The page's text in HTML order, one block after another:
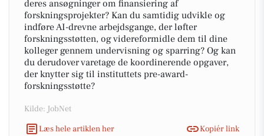
deres ansøgninger om finansiering af
forskningsprojekter? Kan du samtidig udvikle og
indføre AI-drevne arbejdsgange, der løfter
forskningsstøtten, og videreformidle dem til dine
kolleger gennem undervisning og sparring? Og kan
du derudover varetage de koordinerende opgaver,
der knytter sig til instituttets pre-award-
forskningsstøtte?
Kilde: JobNet
Læs hele artiklen her
Kopiér link